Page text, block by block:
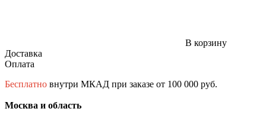
В корзину
Доставка
Оплата
Бесплатно внутри МКАД при заказе от 100 000 руб.
Москва и область